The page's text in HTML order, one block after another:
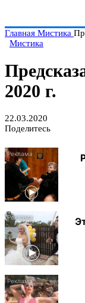
Главная Мистика
Мистика
2020 г.
22.03.2020
Поделитесь